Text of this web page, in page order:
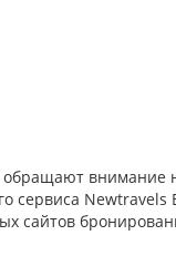
обращают внимание
сервиса Newtravels
сайтов